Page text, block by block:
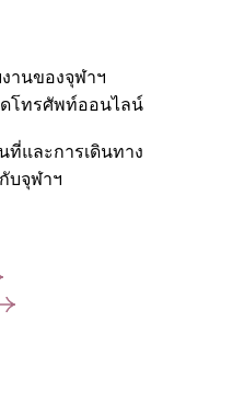
านของจุฬาฯ
โทรศัพท์ออนไลน์
ที่และการเดินทาง
บจุฬาฯ